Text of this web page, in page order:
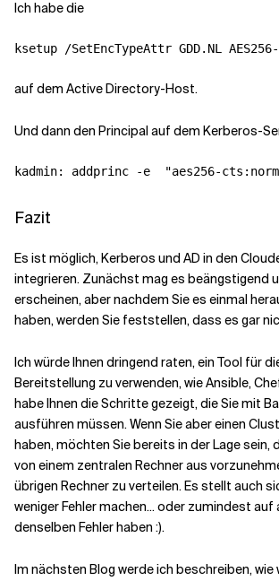
Ich habe die
auf dem Active Directory-Host.
Und dann den Principal auf dem Kerberos-
kadmin: addprinc -e "aes256-
Fazit
Es ist möglich, Kerberos und AD in den
integrieren. Zunächst mag es beängstigend
erscheinen, aber nachdem Sie es einmal
haben, werden Sie feststellen, dass es gar
Ich würde Ihnen dringend raten, ein Tool für
Bereitstellung zu verwenden, wie Ansible,
habe Ihnen die Schritte gezeigt, die Sie mit
ausführen müssen. Wenn Sie aber einen
haben, möchten Sie bereits in der Lage sein,
von einem zentralen Rechner aus
übrigen Rechner zu verteilen. Es stellt auch
weniger Fehler machen... oder zumindest auf
denselben Fehler haben :).
Im nächsten Blog werde ich beschreiben, wie